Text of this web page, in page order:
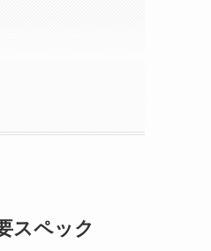
スペック